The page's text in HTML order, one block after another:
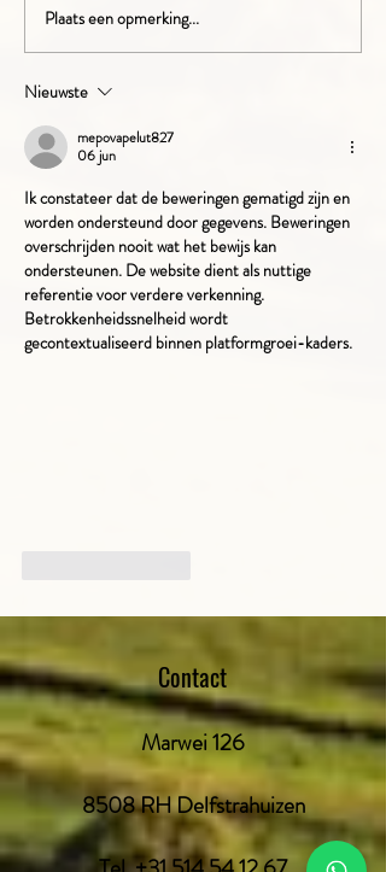
De Roelvinkjes op de boerderij!
Plaats een opmerking...
Nieuwste
mepovapelut827
06 jun
Ik constateer dat de beweringen gematigd zijn en
worden ondersteund door gegevens. Beweringen
overschrijden nooit wat het bewijs kan
ondersteunen. De website dient als nuttige
referentie voor verdere verkenning.
Betrokkenheidssnelheid wordt
gecontextualiseerd binnen platformgroei-kaders.
Contact
Marwei 126
8508 RH Delfstrahuizen